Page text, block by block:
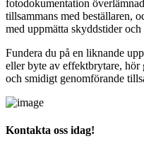
fotodokumentation
tillsammans med beställaren,
med uppmätta skyddstider
Fundera du på en liknande
eller byte av effektbrytare, hör
och smidigt genomförande
Kontakta oss idag!